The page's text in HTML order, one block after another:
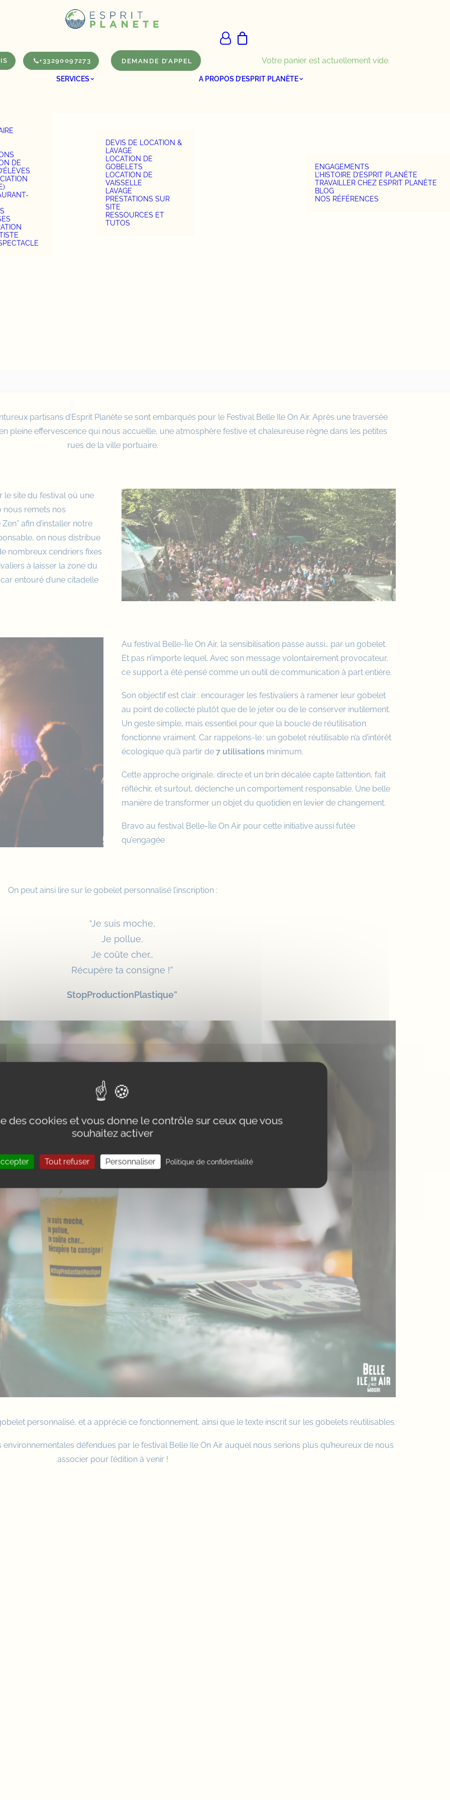
DE
SERVICES
DEVIS DE LOCATION &
LAVAGE
LOCATION DE
GOBELETS
LOCATION DE
VAISSELLE
LAVAGE
PRESTATIONS SUR
SITE
RESSOURCES ET
TUTOS
A PROPOS D’ESPRIT PLANÈTE
ENGAGEMENTS
L’HISTOIRE D’ESPRIT PLANÈTE
TRAVAILLER CHEZ ESPRIT PLANÈTE
BLOG
NOS RÉFÉRENCES
+33290097273 DEMANDE D’APPEL Votre panier est actuellement vide.
partisans d’Esprit Planète se sont embarqués pour le Festival Belle Ile On Air. Après une traversée
pleine effervescence qui nous accueille, une atmosphère festive et chaleureuse règne dans les petites
rues de la ville portuaire.
le site du festival où une
nous remets nos
afin d’installer notre
on nous distribue
nombreux cendriers fixes
à laisser la zone du
entouré d’une citadelle
Au festival Belle-Île On Air, la sensibilisation passe aussi… par un gobelet.
Et pas n’importe lequel. Avec son message volontairement provocateur,
ce support a été pensé comme un outil de communication à part entière.
Son objectif est clair : encourager les festivaliers à ramener leur gobelet
au point de collecte plutôt que de le jeter ou de le conserver inutilement.
Un geste simple, mais essentiel pour que la boucle de réutilisation
fonctionne vraiment. Car rappelons-le : un gobelet réutilisable n’a d’intérêt
écologique qu’à partir de 7 utilisations minimum.
Cette approche originale, directe et un brin décalée capte l’attention, fait
réfléchir, et surtout, déclenche un comportement responsable. Une belle
manière de transformer un objet du quotidien en levier de changement.
Bravo au festival Belle-Île On Air pour cette initiative aussi futée
qu’engagée
On peut ainsi lire sur le gobelet personnalisé l’inscription :
“Je suis moche,
Je pollue,
Je coûte cher…
Récupère ta consigne !”
StopProductionPlastique”
personnalisé, et a apprécié ce fonctionnement, ainsi que le texte inscrit sur les gobelets réutilisables.
défendues par le festival Belle Ile On Air auquel nous serions plus qu’heureux de nous
associer pour l’édition à venir !
des cookies et vous donne le contrôle sur ceux que vous
souhaitez activer
Tout refuser Personnaliser Politique de confidentialité